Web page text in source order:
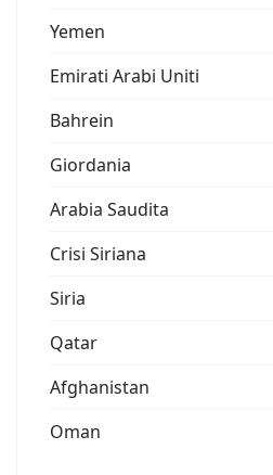
Yemen
Emirati Arabi Uniti
Bahrein
Giordania
Arabia Saudita
Crisi Siriana
Siria
Qatar
Afghanistan
Oman